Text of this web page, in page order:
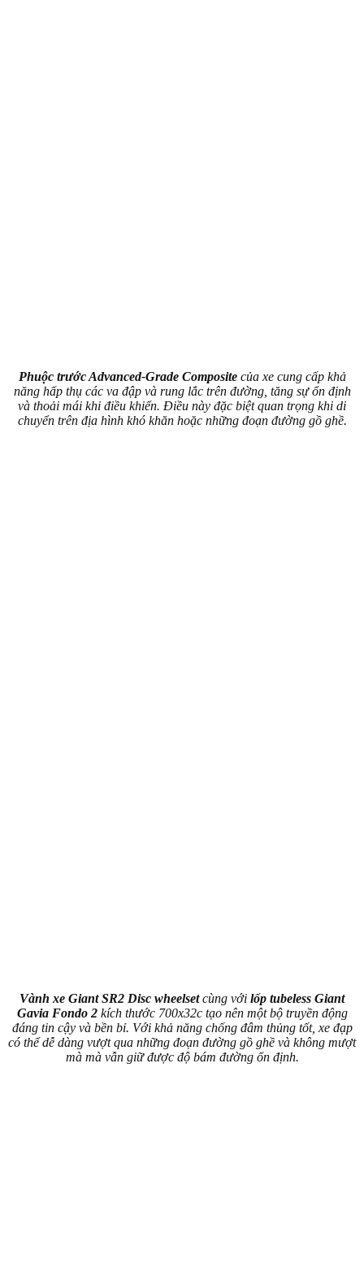
Phuộc trước Advanced-Grade Compositecủa xe cung cấp khả
năng hấp thụ các va đập và rung lắc trên đường, tăng sự ổn định
và thoải mái khi điều khiển. Điều này đặc biệt quan trọng khi di
chuyển trên địa hình khó khăn hoặc những đoạn đường gồ ghề.
Vành xe Giant SR2 Disc wheelsetcùng với lốp tubeless Giant
Gavia Fondo 2kích thước 700x32c tạo nên một bộ truyền động
đáng tin cậy và bền bỉ. Với khả năng chống đâm thủng tốt, xe đạp
có thể dễ dàng vượt qua những đoạn đường gồ ghề và không mượt
mà mà vẫn giữ được độ bám đường ổn định.